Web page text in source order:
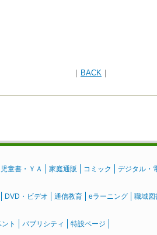
｜ BACK ｜
児童書・ＹＡ 家庭通販 コミック デジタル・
DVD・ビデオ 通信教育 eラーニング 職域図
ト パブリシティ 特設ページ